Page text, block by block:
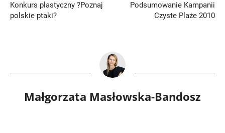
Konkurs plastyczny ?Poznaj
polskie ptaki?
Podsumowanie Kampanii
Czyste Plaże 2010
Małgorzata Masłowska-Bandosz